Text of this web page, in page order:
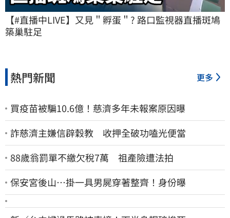
【#直播中LIVE】又見＂孵蛋＂? 路口監視器直播斑鳩
築巢駐足
熱門新聞 更多
買疫苗被騙10.6億！慈濟多年未報案原因曝
詐慈濟主嫌信辟穀教 收押全破功嗑光便當
88歲翁罰單不繳欠稅7萬 祖產險遭法拍
保安宮後山…掛一具男屍穿著整齊！身份曝